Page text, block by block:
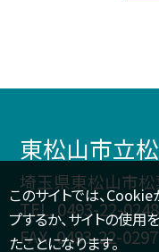
東松山市立
埼玉県東松山市
TEL.0493-22-0248
FAX. 0493-22-0297
このサイトでは、
プするか、サイトの使用
たことになります。